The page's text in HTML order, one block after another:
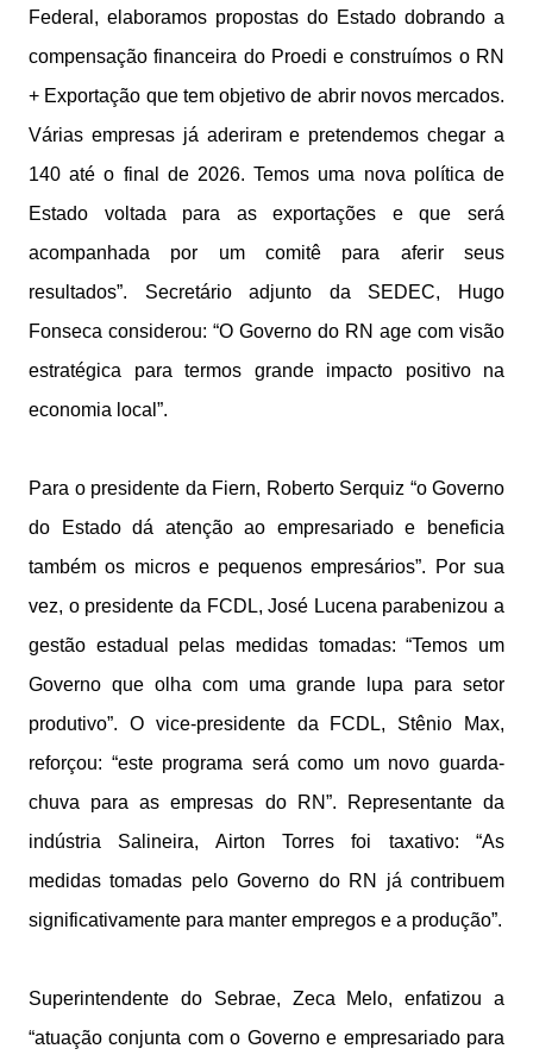
Federal, elaboramos propostas do Estado dobrando a
compensação financeira do Proedi e construímos o RN
+ Exportação que tem objetivo de abrir novos mercados.
Várias empresas já aderiram e pretendemos chegar a
140 até o final de 2026. Temos uma nova política de
Estado voltada para as exportações e que será
acompanhada por um comitê para aferir seus
resultados”. Secretário adjunto da SEDEC, Hugo
Fonseca considerou: “O Governo do RN age com visão
estratégica para termos grande impacto positivo na
economia local”.
Para o presidente da Fiern, Roberto Serquiz “o Governo
do Estado dá atenção ao empresariado e beneficia
também os micros e pequenos empresários”. Por sua
vez, o presidente da FCDL, José Lucena parabenizou a
gestão estadual pelas medidas tomadas: “Temos um
Governo que olha com uma grande lupa para setor
produtivo”. O vice-presidente da FCDL, Stênio Max,
reforçou: “este programa será como um novo guarda-
chuva para as empresas do RN”. Representante da
indústria Salineira, Airton Torres foi taxativo: “As
medidas tomadas pelo Governo do RN já contribuem
significativamente para manter empregos e a produção”.
Superintendente do Sebrae, Zeca Melo, enfatizou a
“atuação conjunta com o Governo e empresariado para